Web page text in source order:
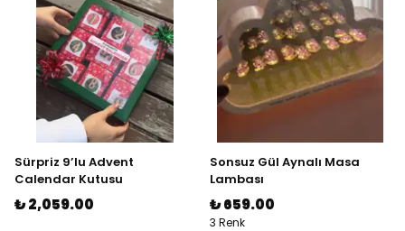
Sürpriz 9’lu Advent
Calendar Kutusu
₺ 2,059.00
Sonsuz Gül Aynalı Masa
Lambası
₺ 659.00
3 Renk